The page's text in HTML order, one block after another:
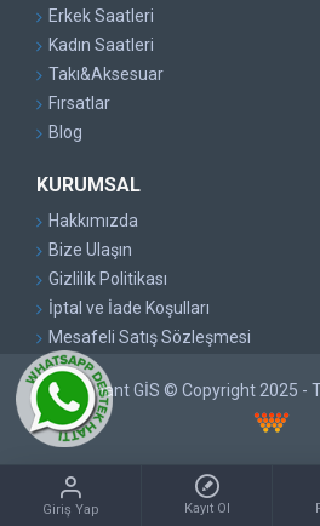
Erkek Saatleri
Kadın Saatleri
Takı&Aksesuar
Fırsatlar
Blog
KURUMSAL
Hakkımızda
Bize Ulaşın
Gizlilik Politikası
İptal ve İade Koşulları
Mesafeli Satış Sözleşmesi
Pırlant GİS © Copyright 2025 -
Giriş Yap Kayıt Ol